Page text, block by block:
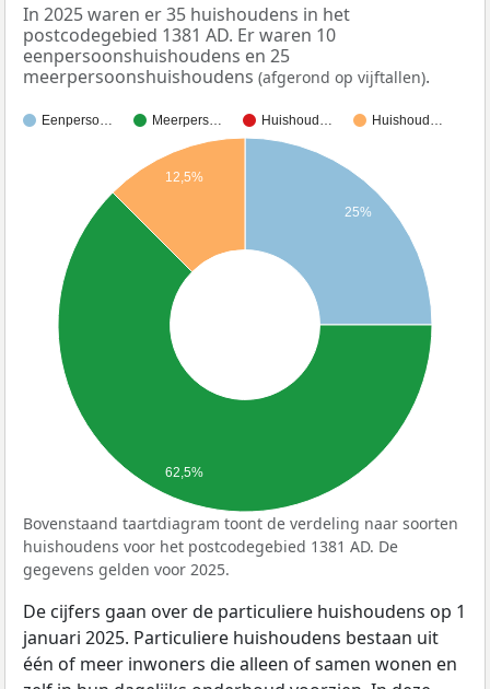
In 2025 waren er 35 huishoudens in het
postcodegebied 1381 AD. Er waren 10
eenpersoonshuishoudens en 25
meerpersoonshuishoudens (afgerond op vijftallen).
Eenperso… Meerpers… Huishoud… Huishoud…
25%
12,5%
62,5%
Bovenstaand taartdiagram toont de verdeling naar soorten
huishoudens voor het postcodegebied 1381 AD. De
gegevens gelden voor 2025.
De cijfers gaan over de particuliere huishoudens op 1
januari 2025. Particuliere huishoudens bestaan uit
één of meer inwoners die alleen of samen wonen en